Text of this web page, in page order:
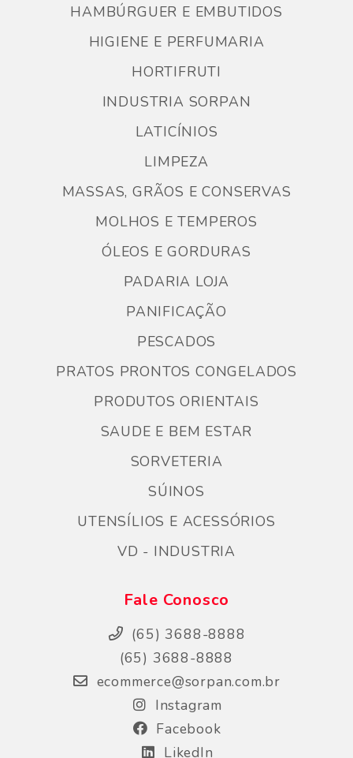
HAMBÚRGUER E EMBUTIDOS
HIGIENE E PERFUMARIA
HORTIFRUTI
INDUSTRIA SORPAN
LATICÍNIOS
LIMPEZA
MASSAS, GRÃOS E CONSERVAS
MOLHOS E TEMPEROS
ÓLEOS E GORDURAS
PADARIA LOJA
PANIFICAÇÃO
PESCADOS
PRATOS PRONTOS CONGELADOS
PRODUTOS ORIENTAIS
SAUDE E BEM ESTAR
SORVETERIA
SÚINOS
UTENSÍLIOS E ACESSÓRIOS
VD - INDUSTRIA
Fale Conosco
(65) 3688-8888
(65) 3688-8888
ecommerce@sorpan.com.br
Instagram
Facebook
LikedIn